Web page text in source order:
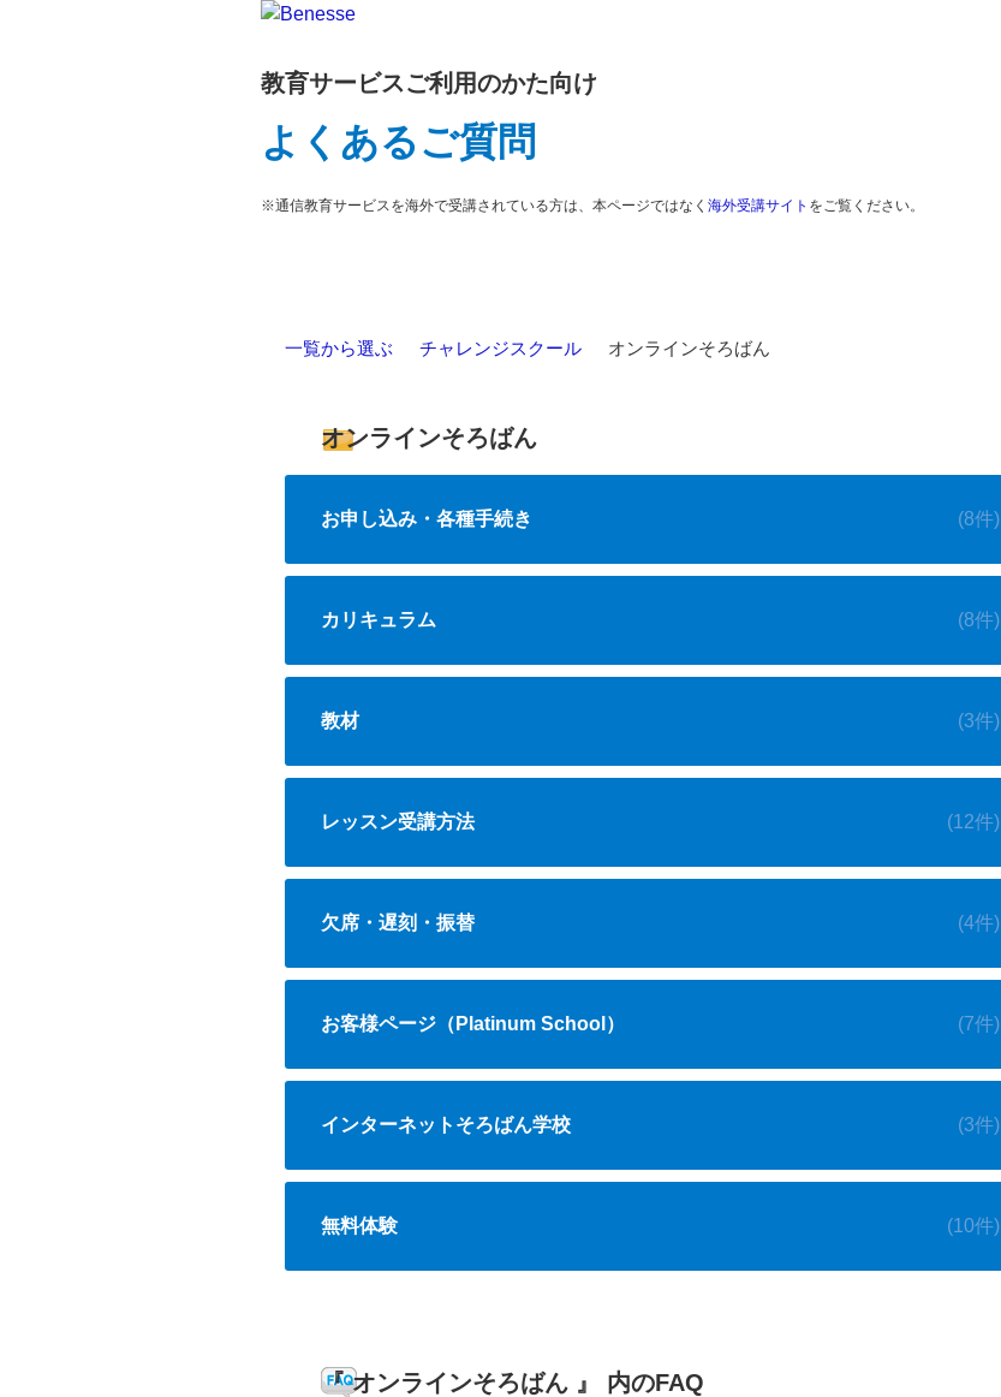
教育サービスご利用のかた向け
よくあるご質問
※通信教育サービスを海外で受講されている方は、本ページではなく 海外受講サイト をご覧ください。
一覧から選ぶ チャレンジスクール オンラインそろばん
オンラインそろばん
お申し込み・各種手続き (8件)
カリキュラム (8件)
教材 (3件)
レッスン受講方法 (12件)
欠席・遅刻・振替 (4件)
お客様ページ（Platinum School） (7件)
インターネットそろばん学校 (3件)
無料体験 (10件)
『 オンラインそろばん 』 内のFAQ